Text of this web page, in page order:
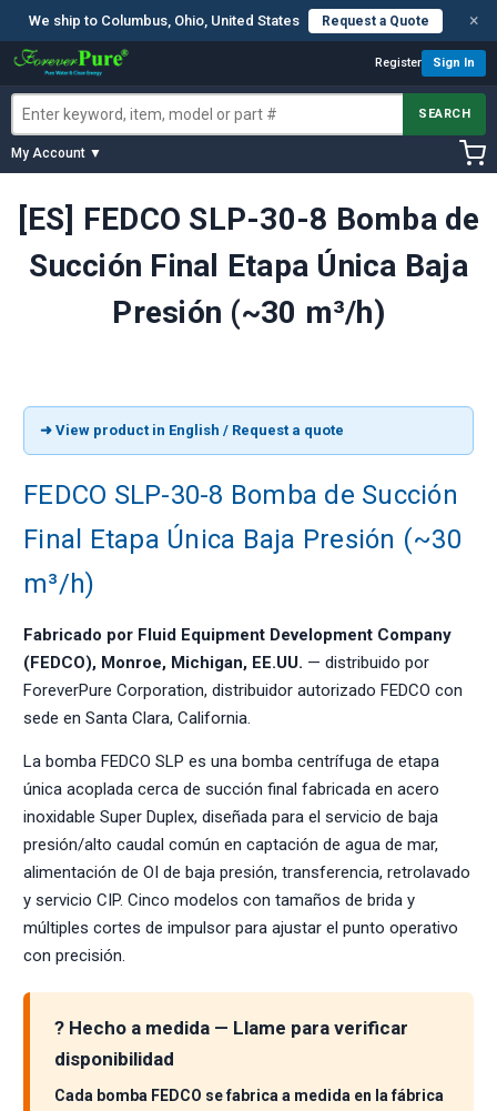
We ship to Columbus, Ohio, United States Request a Quote ×
Register Sign In
SEARCH
My Account ▼
[ES] FEDCO SLP-30-8 Bomba de
Succión Final Etapa Única Baja
Presión (~30 m³/h)
➜ View product in English / Request a quote
FEDCO SLP-30-8 Bomba de Succión
Final Etapa Única Baja Presión (~30
m³/h)
Fabricado por Fluid Equipment Development Company
(FEDCO), Monroe, Michigan, EE.UU. — distribuido por
ForeverPure Corporation, distribuidor autorizado FEDCO con
sede en Santa Clara, California.
La bomba FEDCO SLP es una bomba centrífuga de etapa
única acoplada cerca de succión final fabricada en acero
inoxidable Super Duplex, diseñada para el servicio de baja
presión/alto caudal común en captación de agua de mar,
alimentación de OI de baja presión, transferencia, retrolavado
y servicio CIP. Cinco modelos con tamaños de brida y
múltiples cortes de impulsor para ajustar el punto operativo
con precisión.
? Hecho a medida — Llame para verificar
disponibilidad
Cada bomba FEDCO se fabrica a medida en la fábrica